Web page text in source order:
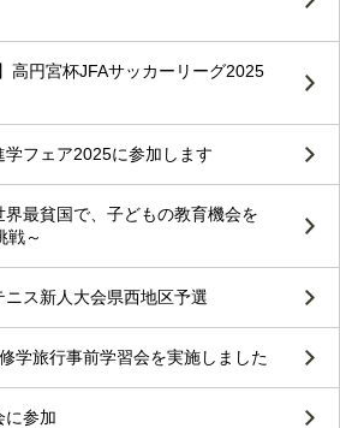
高円宮杯JFAサッカーリーグ2025
学フェア2025に参加します
界最貧国で、子どもの教育機会を
戦～
ス新人大会県西地区予選
学旅行事前学習会を実施しました
に参加